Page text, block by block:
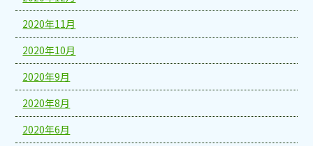
2020年11月
2020年10月
2020年9月
2020年8月
2020年6月